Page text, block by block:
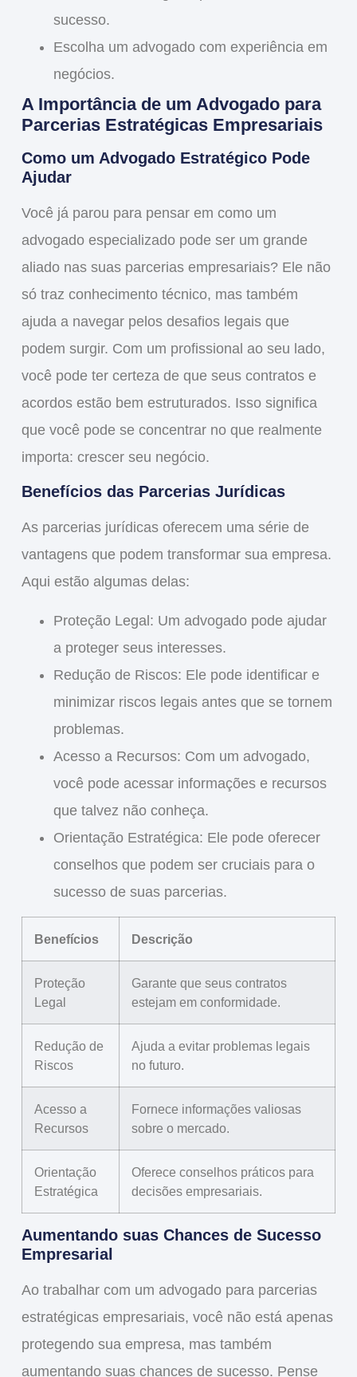
sucesso.
Escolha um advogado com experiência em
negócios.
A Importância de um Advogado para
Parcerias Estratégicas Empresariais
Como um Advogado Estratégico Pode
Ajudar
Você já parou para pensar em como um
advogado especializadopode ser um grande
aliado nas suas parcerias empresariais? Ele não
só traz conhecimento técnico, mas também
ajuda a navegarpelos desafios legais que
podem surgir. Com um profissional ao seu lado,
você pode ter certeza de que seus contratos e
acordos estão bem estruturados. Isso significa
que você pode se concentrar no que realmente
importa: crescerseu negócio.
Benefícios das Parcerias Jurídicas
As parcerias jurídicas oferecem uma série de
vantagens que podem transformar sua empresa.
Aqui estão algumas delas:
Proteção Legal: Um advogado pode ajudar
a proteger seus interesses.
Redução de Riscos: Ele pode identificar e
minimizar riscos legais antes que se tornem
problemas.
Acesso a Recursos: Com um advogado,
você pode acessar informações e recursos
que talvez não conheça.
Orientação Estratégica: Ele pode oferecer
conselhos que podem ser cruciais para o
sucesso de suas parcerias.
Benefícios Descrição
Proteção
Legal
Garante que seus contratos
estejam em conformidade.
Redução de
Riscos
Ajuda a evitar problemas legais
no futuro.
Acesso a
Recursos
Fornece informações valiosas
sobre o mercado.
Orientação
Estratégica
Oferece conselhos práticos para
decisões empresariais.
Aumentando suas Chances de Sucesso
Empresarial
Ao trabalhar com um advogado para parcerias
estratégicas empresariais, você não está apenas
protegendosua empresa, mas também
aumentando suas chances de sucesso. Pense